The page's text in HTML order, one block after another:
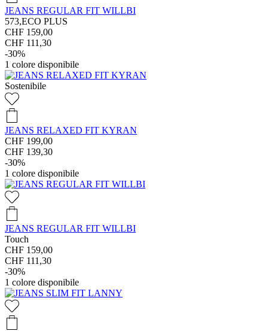
JEANS REGULAR FIT WILLBI
573,ECO PLUS
CHF 159,00
CHF 111,30
-30%
1 colore disponibile
Sostenibile
JEANS RELAXED FIT KYRAN
CHF 199,00
CHF 139,30
-30%
1 colore disponibile
JEANS REGULAR FIT WILLBI
Touch
CHF 159,00
CHF 111,30
-30%
1 colore disponibile